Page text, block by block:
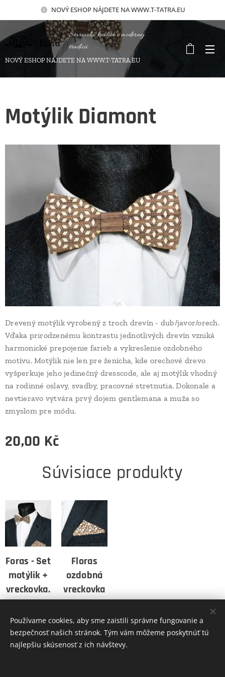
NOVÝESHOP NÁJDETE NA WWW.T-TATRA.EU
Staroveká kvalita v modernej
tradícii.
NOVÝ ESHOP NÁJDETE NA WWW.T-TATRA.EU
Motýlik Diamont
Drevený motýlik vyrobený z troch drevín - dub/javor/orech.
Vďaka prirodzenému kontrastu jednotlivých drevín vzniká
harmonické prepojenie farieb a vykreslenie ozdobného
motívu. Motýlik nie len pre ženícha, kde orechové drevo
vyšperkuje jeho jedinečný dresscode, ale aj motýlik vhodný
na rodinné oslavy, svadby, pracovné stretnutia. Dokonale a
nevtieravo vytvára prvý dojem gentlemana a muža so
zmyslom pre módu.
20,00 Kč
Súvisiace produkty
Foras - Set
motýlik +
vreckovka.
Floras
ozdobná
vreckovka
do saka
10,00Kč
Používame cookies, aby sme zaistili správne fungovanie a
bezpečnosť našich stránok. Tým vám môžeme poskytnúť tú
najlepšiu skúsenosť z ich návštevy.